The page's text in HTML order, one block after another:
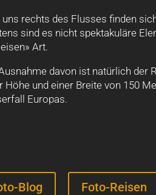
uns rechts des Flusses finden
sind es nicht spektakuläre
Art.
davon ist natürlich der
Höhe und einer Breite von 150
Europas.
Blog Foto-Reisen